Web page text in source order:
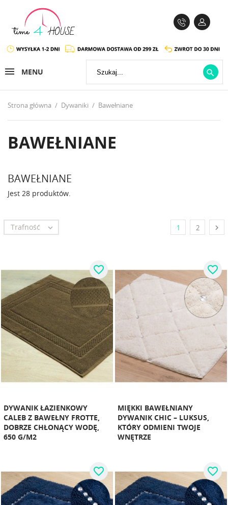
MENU 
Strona główna Dywaniki Bawełniane
BAWEŁNIANE
BAWEŁNIANE
Jest 28 produktów.
Trafność  1 2 
DYWANIK ŁAZIENKOWY
CALEB Z BAWEŁNY FROTTE,
DOBRZE CHŁONĄCY WODĘ,
650 G/M2
favorite_border
MIĘKKI BAWEŁNIANY
DYWANIK CHIC – LUKSUS,
KTÓRY ODMIENI TWOJE
WNĘTRZE
favorite_border
favorite_border favorite_border